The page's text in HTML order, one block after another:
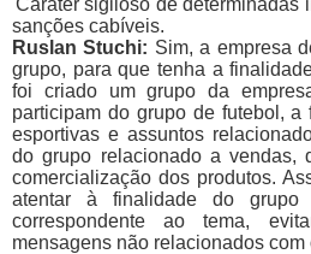
sanções cabíveis.
Ruslan Stuchi: Sim, a empresa
grupo, para que tenha a
foi criado um grupo da
participam do grupo de futebol,
esportivas e assuntos
do grupo relacionado a vendas,
comercialização dos produtos.
atentar à finalidade do grupo
correspondente ao tema,
mensagens não relacionados com